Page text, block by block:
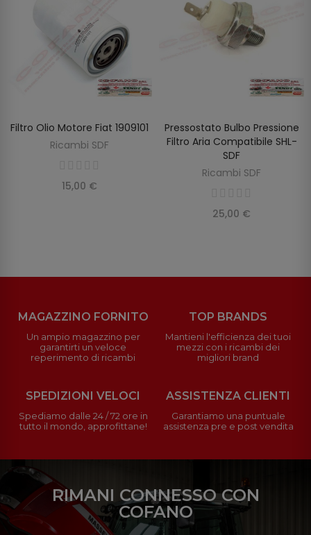
SCOPRIRE
Filtro Olio Motore Fiat 1909101
Ricambi SDF
15,00 €
AGGIUNGI AL CARRELLO
Pressostato Bulbo Pressione
Filtro Aria Compatibile SHL-
SDF
Ricambi SDF
25,00 €
MAGAZZINO FORNITO
Un ampio magazzino per
garantirti un veloce
reperimento di ricambi
TOP BRANDS
Mantieni l'efficienza dei tuoi
mezzi con i ricambi dei
migliori brand
SPEDIZIONI VELOCI
Spediamo dalle 24 / 72 ore in
tutto il mondo, approfittane!
ASSISTENZA CLIENTI
Garantiamo una puntuale
assistenza pre e post vendita
RIMANI CONNESSO CON
COFANO